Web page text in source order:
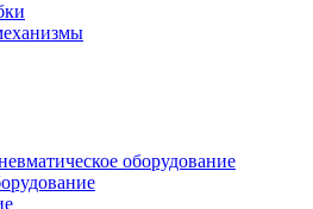
оборудование